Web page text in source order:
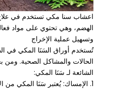
اعشاب سنا مكي تستخدم في
الهضم، وهي تحتوي على مواد
وتسهيل عملية الإخراج
تُستخدم أوراق السَنَا المكي في
الحالات والمشاكل الصحية. ومن
الشائعة لـ سَنَا المكي:
1. الإمساك: يُعتبر سَنَا المكي من